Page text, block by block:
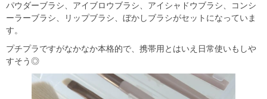
パウダーブラシ、アイブロウブラシ、アイシャドウブラシ、コンシ
ーラーブラシ、リップブラシ、ぼかしブラシがセットになっていま
す。
プチプラですがなかなか本格的で、携帯用とはいえ日常使いもしや
すそう◎